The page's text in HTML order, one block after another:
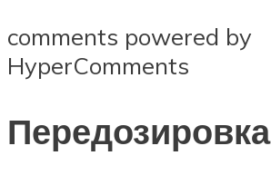
comments powered by
HyperComments
Передозировка